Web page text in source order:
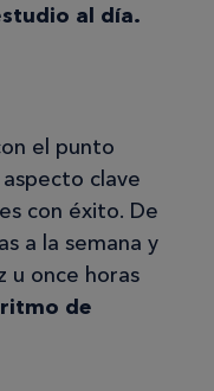
al día.
el punto
clave
con éxito. De
a la semana y
u once horas
ritmo de